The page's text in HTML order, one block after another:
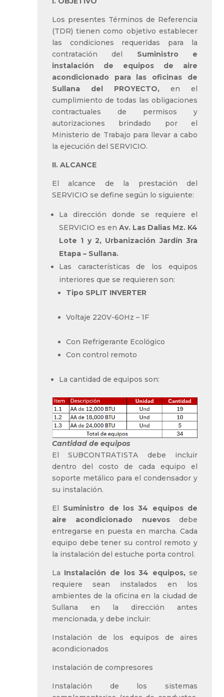
Los presentes Términos de Referencia
(TDR) tienen como objetivo establecer
las condiciones requeridas para la
contratación del Suministro e
instalación de equipos de aire
acondicionado para las oficinas de
Sullana del PROYECTO,en el
cumplimiento de todas las obligaciones
contractuales de permisos y
autorizaciones brindado por el
Ministerio de Trabajo para llevar a cabo
la ejecución del SERVICIO.
II. ALCANCE
El alcance de la prestación del
SERVICIO se define según lo siguiente:
La dirección donde se requiere el
SERVICIO es en Av. Las Dalias Mz. K4
Lote 1 y 2, Urbanización Jardín 3ra
Etapa – Sullana.
Las características de los equipos
interiores que se requieren son:
Tipo SPLIT INVERTER
Voltaje 220V-60Hz – 1F
Con Refrigerante Ecológico
Con control remoto
La cantidad de equipos son:
Cantidad de equipos
El SUBCONTRATISTA debe incluir
dentro del costo de cada equipo el
soporte metálico para el condensador y
su instalación.
El Suministro de los 34 equipos de
aire acondicionado nuevosdebe
entregarse en puesta en marcha. Cada
equipo debe tener su control remoto y
la instalación del estuche porta control.
La Instalación de los 34 equipos,se
requiere sean instalados en los
ambientes de la oficina en la ciudad de
Sullana en la dirección antes
mencionada, y debe incluir:
Instalación de los equipos de aires
acondicionados
Instalación de compresores
Instalación de los sistemas